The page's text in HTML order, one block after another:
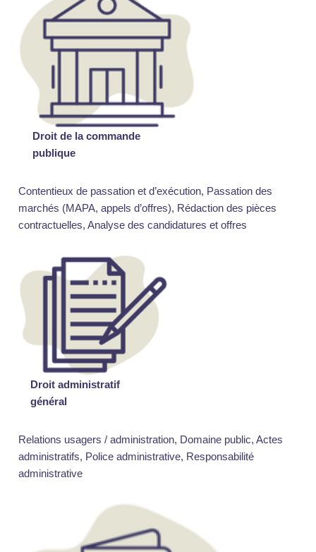
Droit de la commande
publique
Contentieux de passation et d’exécution, Passation des
marchés (MAPA, appels d’offres), Rédaction des pièces
contractuelles, Analyse des candidatures et offres
Droit administratif
général
Relations usagers / administration, Domaine public, Actes
administratifs, Police administrative, Responsabilité
administrative